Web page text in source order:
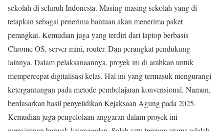
sekolah di seluruh Indonesia. Masing-masing sekolah yang di
tetapkan sebagai penerima bantuan akan menerima paket
perangkat. Kemudian juga yang terdiri dari laptop berbasis
Chrome OS, server mini, router. Dan perangkat pendukung
lainnya. Dalam pelaksanaannya, proyek ini di arahkan untuk
mempercepat digitalisasi kelas. Hal ini yang termasuk mengurangi
ketergantungan pada metode pembelajaran konvensional. Namun,
berdasarkan hasil penyelidikan Kejaksaan Agung pada 2025.
Kemudian juga pengelolaan anggaran dalam proyek ini